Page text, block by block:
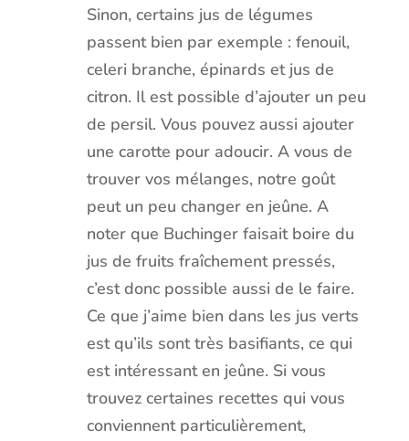
Sinon, certains jus de légumes
passent bien par exemple : fenouil,
celeri branche, épinards et jus de
citron. Il est possible d’ajouter un peu
de persil. Vous pouvez aussi ajouter
une carotte pour adoucir. A vous de
trouver vos mélanges, notre goût
peut un peu changer en jeûne. A
noter que Buchinger faisait boire du
jus de fruits fraîchement pressés,
c’est donc possible aussi de le faire.
Ce que j’aime bien dans les jus verts
est qu’ils sont très basifiants, ce qui
est intéressant en jeûne. Si vous
trouvez certaines recettes qui vous
conviennent particulièrement,